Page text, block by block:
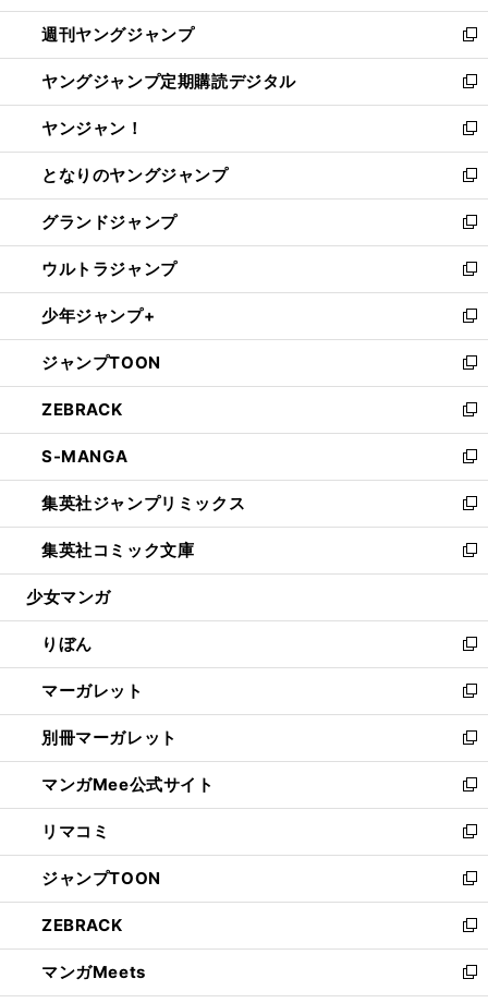
開
く
ウ
で
開
く
ン
ド
ウ
で
開
く
ウ
ィ
ン
ド
ウ
で
開
く
週刊ヤングジャンプ
新
し
い
ウ
ィ
ン
ド
ウ
で
開
く
ヤングジャンプ定期購読デジタル
新
し
い
ウ
ィ
ン
ド
ウ
で
開
く
ヤンジャン！
新
し
い
ウ
ィ
ン
ド
ウ
で
開
く
となりのヤングジャンプ
新
し
い
ウ
ィ
ン
ド
ウ
で
開
く
グランドジャンプ
新
し
い
ウ
ィ
ン
ド
ウ
で
開
く
ウルトラジャンプ
新
し
い
ウ
ィ
ン
ド
ウ
で
開
く
少年ジャンプ+
新
し
い
ウ
ィ
ン
ド
ウ
で
開
く
ジャンプTOON
新
し
い
ウ
ィ
ン
ド
ウ
で
開
ZEBRACK
新
し
い
ウ
ィ
ン
ド
ウ
開
く
S-MANGA
新
し
い
ウ
ィ
ン
ウ
で
開
く
集英社ジャンプリミックス
新
し
い
ウ
ン
ド
ウ
で
開
く
集英社コミック文庫
新
し
ウ
ィ
ン
ド
ウ
で
開
く
少女マンガ
りぼん
新
し
い
ウ
ィ
ン
ド
ウ
で
開
く
マーガレット
新
し
い
ウ
ィ
ン
ド
ウ
で
開
く
別冊マーガレット
新
し
い
ウ
ィ
ン
ド
ウ
で
開
く
マンガMee公式サイト
新
し
い
ウ
ィ
ン
ド
ウ
で
開
リマコミ
新
し
い
ウ
ィ
ン
ド
ウ
ジャンプTOON
新
し
い
ウ
ィ
ン
ZEBRACK
新
し
い
ウ
マンガMeets
新